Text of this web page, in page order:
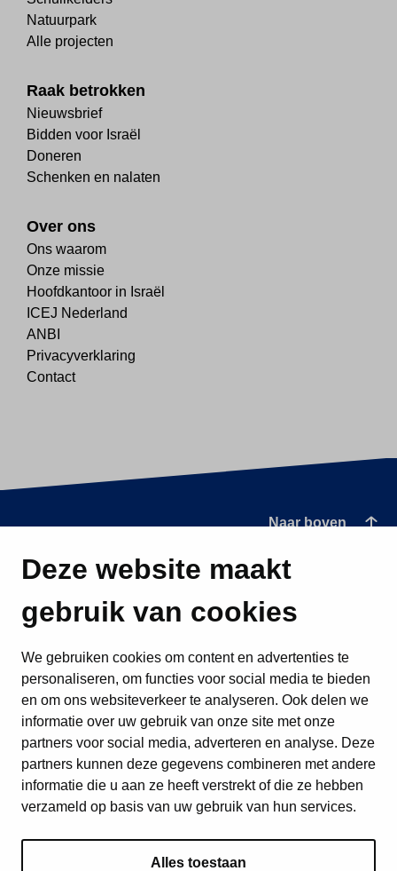
Deze website maakt
gebruik van cookies
We gebruiken cookies om content en advertenties te
personaliseren, om functies voor social media te bieden
en om ons websiteverkeer te analyseren. Ook delen we
informatie over uw gebruik van onze site met onze
partners voor social media, adverteren en analyse. Deze
partners kunnen deze gegevens combineren met andere
informatie die u aan ze heeft verstrekt of die ze hebben
verzameld op basis van uw gebruik van hun services.
Alles toestaan
Natuurpark
Alle projecten
Raak betrokken
Nieuwsbrief
Bidden voor Israël
Doneren
Schenken en nalaten
Over ons
Ons waarom
Onze missie
Hoofdkantoor in Israël
ICEJ Nederland
ANBI
Privacyverklaring
Contact
Naar boven